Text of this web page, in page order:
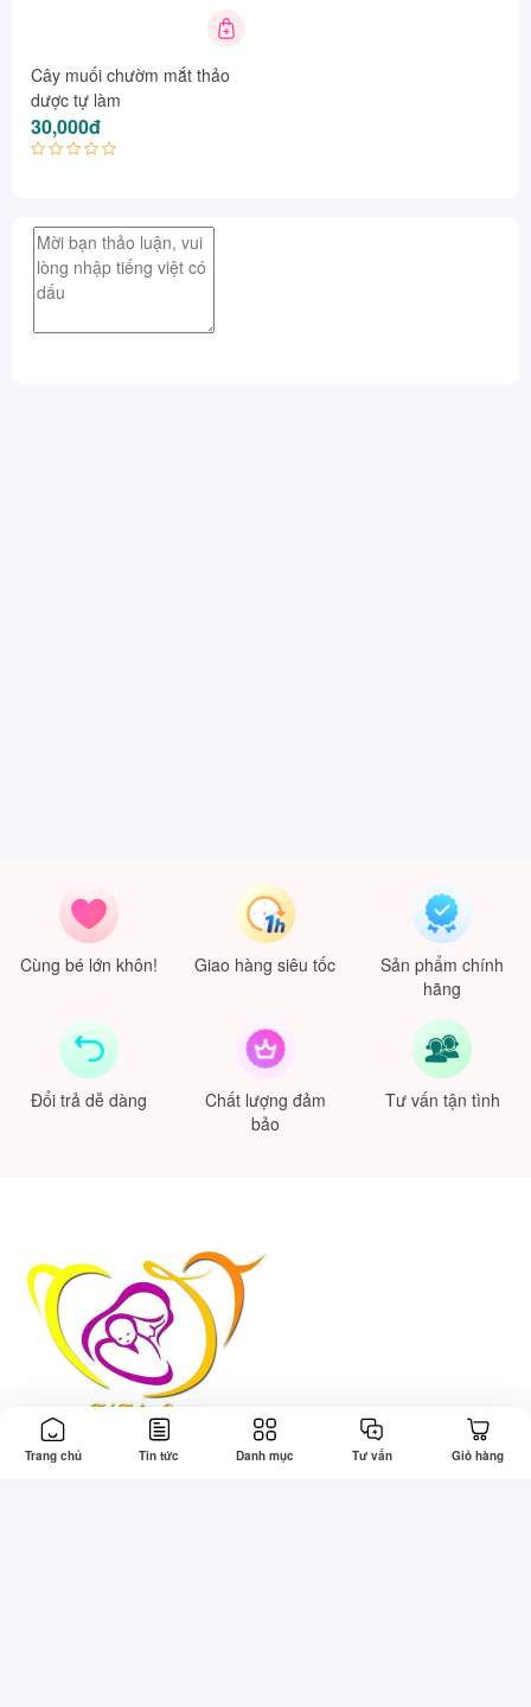
Cây muối chườm mắt thảo
dược tự làm
30,000đ
Cùng bé lớn khôn! Giao hàng siêu tốc
Sản phẩm chính
hãng
Đổi trả dễ dàng
Chất lượng đảm
bảo
Tư vấn tận tình
Trang chủ Tin tức Danh mục Tư vấn Giỏ hàng